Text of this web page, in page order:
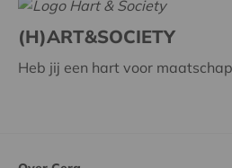
(H)ART&SOCIETY
Heb jij een hart voor